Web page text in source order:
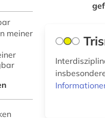
meiner